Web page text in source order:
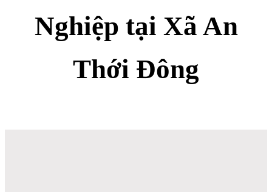
Nghiệp tại Xã An
Thới Đông